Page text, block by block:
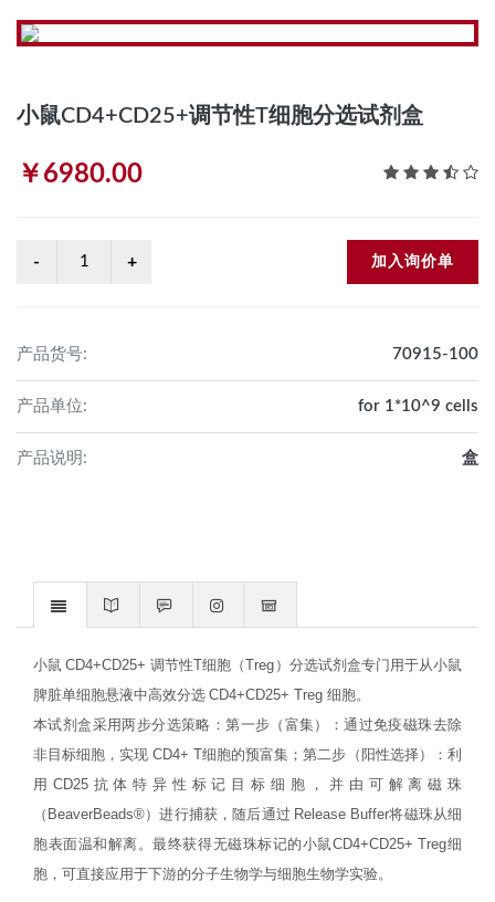
小鼠CD4+CD25+调节性T细胞分选试剂盒
￥6980.00
加入询价单
产品货号: 70915-100
产品单位: for 1*10^9 cells
产品说明: 盒
小鼠CD4+CD25+调节性T细胞（Treg ）分选试剂盒专门用于从小鼠
脾脏单细胞悬液中高效分选 CD4+CD25+ Treg 细胞。
本试剂盒采用两步分选策略：第一步（富集）：通过免疫磁珠去除
非目标细胞，实现 CD4+ T细胞的预富集；第二步（阳性选择）：利
用 CD25抗体特异性标记目标细胞，并由可解离磁珠
（ BeaverBeads®）进行捕获，随后通过 Release Buffer将磁珠从细
胞表面温和解离。最终获得无磁珠标记的小鼠CD4+CD25+ Treg细
胞，可直接应用于下游的分子生物学与细胞生物学实验。